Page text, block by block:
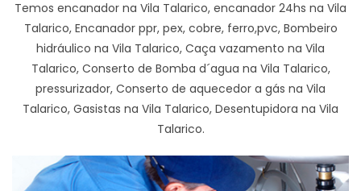
Temos encanador na Vila Talarico, encanador 24hs na Vila
Talarico, Encanador ppr, pex, cobre, ferro,pvc, Bombeiro
hidráulico na Vila Talarico, Caça vazamento na Vila
Talarico, Conserto de Bomba d´agua na Vila Talarico,
pressurizador, Conserto de aquecedor a gás na Vila
Talarico, Gasistas na Vila Talarico, Desentupidora na Vila
Talarico.